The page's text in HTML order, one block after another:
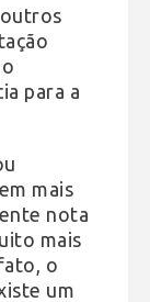
para a
mais
nota
mais
o
um